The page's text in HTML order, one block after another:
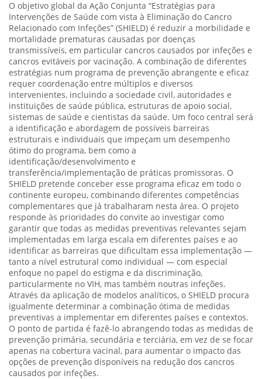
O objetivo global da Ação Conjunta “Estratégias para
Intervenções de Saúde com vista à Eliminação do Cancro
Relacionado com Infeções” (SHIELD) é reduzir a morbilidade e
mortalidade prematuras causadas por doenças
transmissíveis, em particular cancros causados por infeções e
cancros evitáveis por vacinação. A combinação de diferentes
estratégias num programa de prevenção abrangente e eficaz
requer coordenação entre múltiplos e diversos
intervenientes, incluindo a sociedade civil, autoridades e
instituições de saúde pública, estruturas de apoio social,
sistemas de saúde e cientistas da saúde. Um foco central será
a identificação e abordagem de possíveis barreiras
estruturais e individuais que impeçam um desempenho
ótimo do programa, bem como a
identificação/desenvolvimento e
transferência/implementação de práticas promissoras. O
SHIELD pretende conceber esse programa eficaz em todo o
continente europeu, combinando diferentes competências
complementares que já trabalharam nesta área. O projeto
responde às prioridades do convite ao investigar como
garantir que todas as medidas preventivas relevantes sejam
implementadas em larga escala em diferentes países e ao
identificar as barreiras que dificultam essa implementação —
tanto a nível estrutural como individual — com especial
enfoque no papel do estigma e da discriminação,
particularmente no VIH, mas também noutras infeções.
Através da aplicação de modelos analíticos, o SHIELD procura
igualmente determinar a combinação ótima de medidas
preventivas a implementar em diferentes países e contextos.
O ponto de partida é fazê-lo abrangendo todas as medidas de
prevenção primária, secundária e terciária, em vez de se focar
apenas na cobertura vacinal, para aumentar o impacto das
opções de prevenção disponíveis na redução dos cancros
causados por infeções.